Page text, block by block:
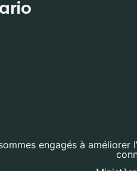
engagés à